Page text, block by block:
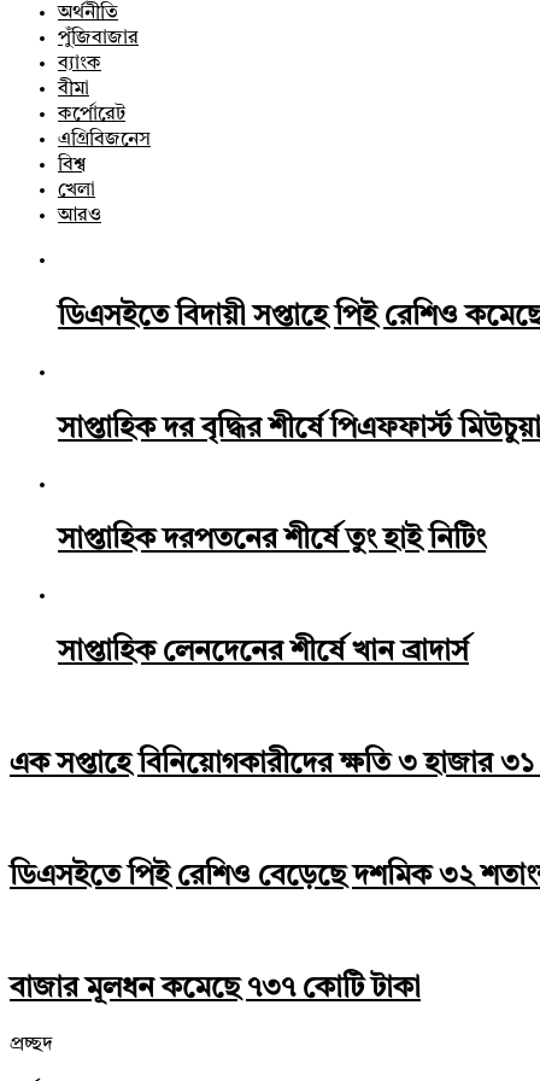
অর্থনীতি
পুঁজিবাজার
ব্যাংক
বীমা
কর্পোরেট
এগ্রিবিজনেস
বিশ্ব
খেলা
আরও
ডিএসইতে বিদায়ী সপ্তাহে পিই রেশিও
সাপ্তাহিক দর বৃদ্ধির শীর্ষে পিএফফার্স্ট
সাপ্তাহিক দরপতনের শীর্ষে তুং হাই নিটিং
সাপ্তাহিক লেনদেনের শীর্ষে খান ব্রাদার্স
এক সপ্তাহে বিনিয়োগকারীদের ক্ষতি ৩ হাজার ৩১
ডিএসইতে পিই রেশিও বেড়েছে দশমিক ৩২
বাজার মূলধন কমেছে ৭৩৭ কোটি টাকা
প্রচ্ছদ